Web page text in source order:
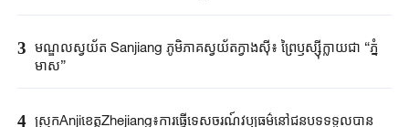
3 មណ្ឌលស្វយ័ត Sanjiang ភូមិភាគស្វយ័តក្វាងស៊ី៖ ព្រៃឫស្ស៊ីក្លាយជា “ភ្នំ
មាស”
4 ស្រុកAnjiខេត្តZhejiang៖ការធ្វើទេសចរណ៍វប្បធម៌នៅជនបទទទួលបាន